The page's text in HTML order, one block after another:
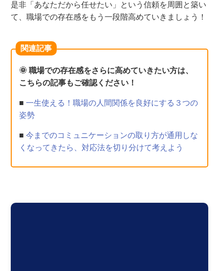
是非「あなただから任せたい」という信頼を周囲と築い
て、職場での存在感をもう一段階高めていきましょう！
関連記事
🌞 職場での存在感をさらに高めていきたい方は、
こちらの記事もご確認ください！
■一生使える！職場の人間関係を良好にする３つの
姿勢
■今までのコミュニケーションの取り方が通用しな
くなってきたら、対応法を切り分けて考えよう